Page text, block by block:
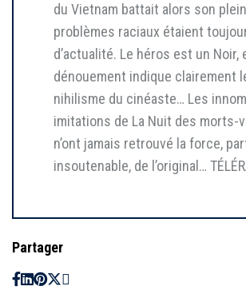
du Vietnam battait alors son
problèmes raciaux étaient
d’actualité. Le héros est un Noir,
dénouement indique clairement
nihilisme du cinéaste… Les
imitations de La Nuit des morts-
n’ont jamais retrouvé la force,
insoutenable, de l’original…
Partager